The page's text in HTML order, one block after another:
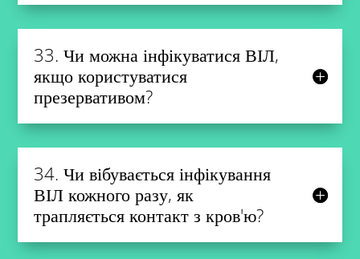
33. Чи можна інфікуватися ВІЛ,
якщо користуватися
презервативом?
34. Чи вібувається інфікування
ВІЛ кожного разу, як
трапляється контакт з кров'ю?